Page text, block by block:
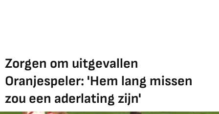
Zorgen om uitgevallen
Oranjespeler: 'Hem lang missen
zou een aderlating zijn'